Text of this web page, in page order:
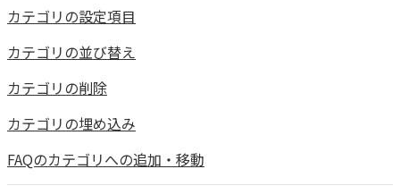
カテゴリの設定項目
カテゴリの並び替え
カテゴリの削除
カテゴリの埋め込み
FAQのカテゴリへの追加・移動